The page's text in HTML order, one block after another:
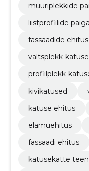
müüriplekkide
liistprofiilide
fassaadide ehitus
valtsplekk-
profiilplekk-
kivikatused
katuse ehitus
elamuehitus
fassaadi ehitus
katusekatte